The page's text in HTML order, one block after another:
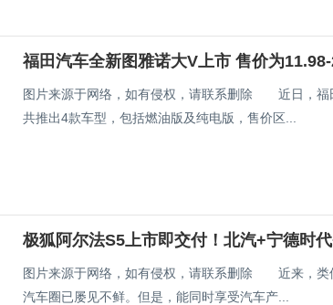
福田汽车全新图雅诺大V上市 售价为
图片来源于网络，如有侵权，请联系删除 近日，福
共推出4款车型，包括燃油版及纯电版，售价区...
图片来源于网络，如有侵权，请联系删除 近来，类
汽车圈已屡见不鲜。但是，能同时享受汽车产...